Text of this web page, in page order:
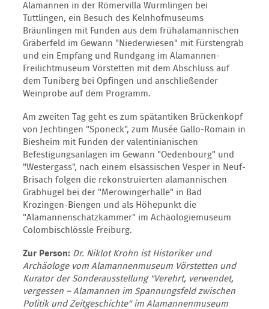
Alamannen in der Römervilla Wurmlingen bei
Tuttlingen, ein Besuch des Kelnhofmuseums
Bräunlingen mit Funden aus dem frühalamannischen
Gräberfeld im Gewann "Niederwiesen" mit Fürstengrab
und ein Empfang und Rundgang im Alamannen-
Freilichtmuseum Vörstetten mit dem Abschluss auf
dem Tuniberg bei Opfingen und anschließender
Weinprobe auf dem Programm.
Am zweiten Tag geht es zum spätantiken Brückenkopf
von Jechtingen "Sponeck", zum Musée Gallo-Romain in
Biesheim mit Funden der valentinianischen
Befestigungsanlagen im Gewann "Oedenbourg" und
"Westergass", nach einem elsässischen Vesper in Neuf-
Brisach folgen die rekonstruierten alamannischen
Grabhügel bei der "Merowingerhalle" in Bad
Krozingen-Biengen und als Höhepunkt die
"Alamannenschatzkammer" im Achäologiemuseum
Colombischlössle Freiburg.
Zur Person: Dr. Niklot Krohn ist Historiker und
Archäologe vom Alamannenmuseum Vörstetten und
Kurator der Sonderausstellung "Verehrt, verwendet,
vergessen – Alamannen im Spannungsfeld zwischen
Politik und Zeitgeschichte" im Alamannenmuseum